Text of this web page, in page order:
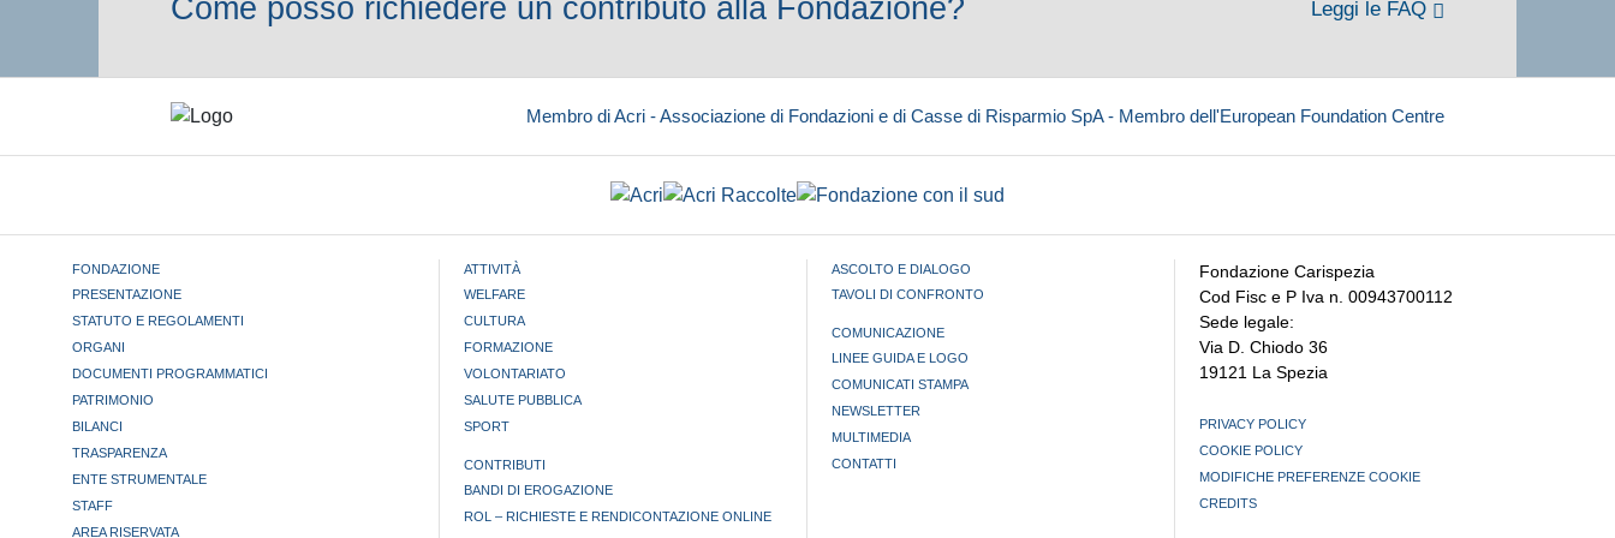
Come posso richiedere un contributo alla Fondazione? Leggi le FAQ
Membro di Acri - Associazione di Fondazioni e di Casse di Risparmio SpA - Membro dell'European Foundation Centre
FONDAZIONE
PRESENTAZIONE
STATUTO E REGOLAMENTI
ORGANI
DOCUMENTI PROGRAMMATICI
PATRIMONIO
BILANCI
TRASPARENZA
ENTE STRUMENTALE
STAFF
AREA RISERVATA
ATTIVITÀ
WELFARE
CULTURA
FORMAZIONE
VOLONTARIATO
SALUTE PUBBLICA
SPORT
CONTRIBUTI
BANDI DI EROGAZIONE
ROL – RICHIESTE E RENDICONTAZIONE ONLINE
ASCOLTO E DIALOGO
TAVOLI DI CONFRONTO
COMUNICAZIONE
LINEE GUIDA E LOGO
COMUNICATI STAMPA
NEWSLETTER
MULTIMEDIA
CONTATTI
Fondazione Carispezia
Cod Fisc e P Iva n. 00943700112
Sede legale:
Via D. Chiodo 36
19121 La Spezia
PRIVACY POLICY
COOKIE POLICY
MODIFICHE PREFERENZE COOKIE
CREDITS